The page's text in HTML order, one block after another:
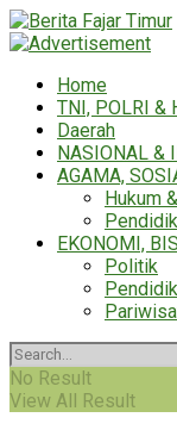
Home
TNI, POLRI &
Daerah
NASIONAL &
AGAMA,
Hukum
EKONOMI,
Politik
No Result
View All Result